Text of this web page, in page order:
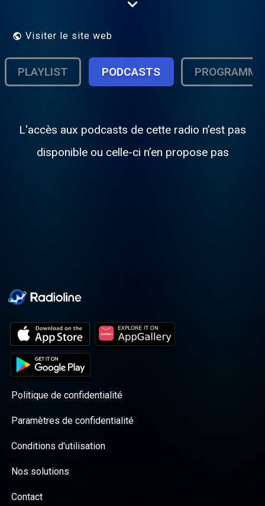
Nationale 7 diffuse live les titres les plus
programmation a été spécialement étudiée
pour réaliser un véritable airbag musical!
Les plus grands tubes à écouter sur la
route sont sur Allzic Radio Nationale 7.
Radio sans pub en ligne, Allzic Radio
Nationale 7 est diffusée en HQ (haute
Visiter le site web
PLAYLIST PODCASTS
L'accès aux podcasts de cette radio n’est pas
disponible ou celle-ci n’en propose pas
Politique de confidentialité
Paramètres de confidentialité
Conditions d'utilisation
Nos solutions
Contact